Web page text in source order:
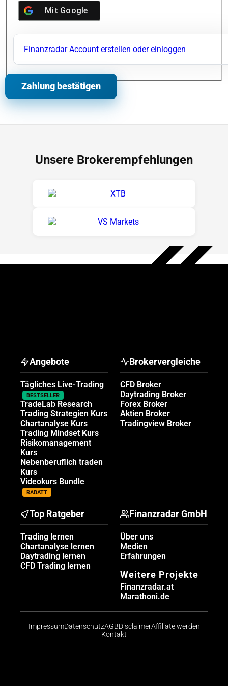
Mit Google
Finanzradar Account erstellen oder einloggen
Unsere Brokerempfehlungen
Angebote
Tägliches Live-Trading
BESTSELLER
TradeLab Research
Trading Strategien Kurs
Chartanalyse Kurs
Trading Mindset Kurs
Risikomanagement
Kurs
Nebenberuflich traden
Kurs
Videokurs Bundle
RABATT
Brokervergleiche
CFD Broker
Daytrading Broker
Forex Broker
Aktien Broker
Tradingview Broker
Top Ratgeber
Trading lernen
Chartanalyse lernen
Daytrading lernen
CFD Trading lernen
Finanzradar GmbH
Über uns
Medien
Erfahrungen
Weitere Projekte
Finanzradar.at
Marathoni.de
ImpressumDatenschutzAGBDisclaimerAffiliate werden
Kontakt